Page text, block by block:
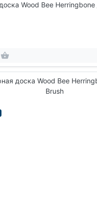
Wood Bee Herringbone